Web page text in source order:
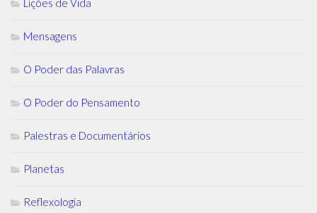
Lições de Vida
Mensagens
O Poder das Palavras
O Poder do Pensamento
Palestras e Documentários
Planetas
Reflexologia